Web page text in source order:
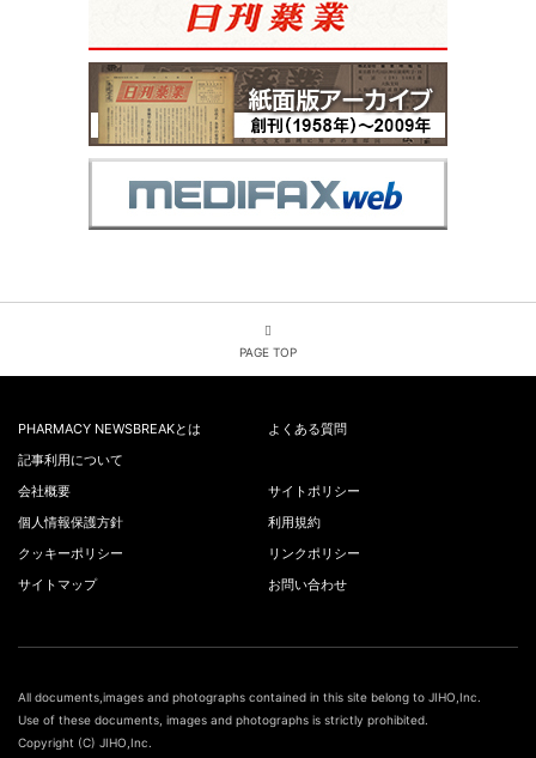
PAGE TOP
PHARMACY NEWSBREAKとは
よくある質問
記事利用について
会社概要
サイトポリシー
個人情報保護方針
利用規約
クッキーポリシー
リンクポリシー
サイトマップ
お問い合わせ
All documents,images and photographs contained in this site belong to JIHO,Inc.
Use of these documents, images and photographs is strictly prohibited.
Copyright (C) JIHO,Inc.